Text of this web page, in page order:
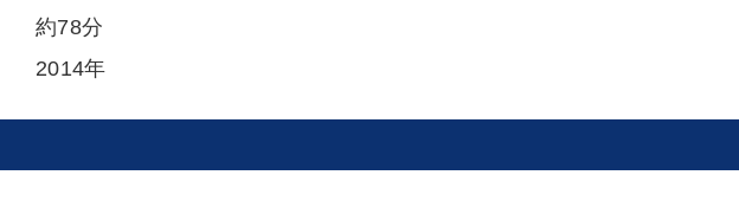
約78分
2014年